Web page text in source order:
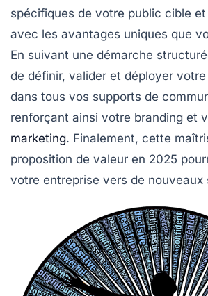
spécifiques de votre public cible
avec les avantages uniques que
En suivant une démarche
de définir, valider et déployer
dans tous vos supports de
renforçant ainsi votre branding et
marketing. Finalement, cette
proposition de valeur en 2025
votre entreprise vers de nouveaux